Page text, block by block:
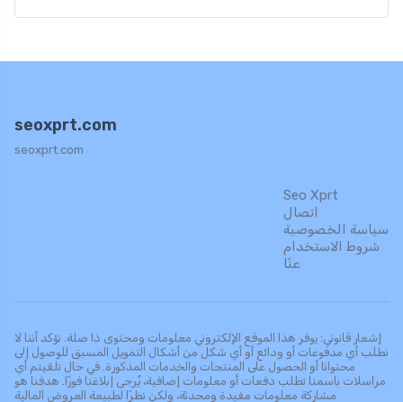
seoxprt.com
seoxprt.com
Seo Xprt
اتصال
سياسة الخصوصية
شروط الاستخدام
عنّا
إشعار قانوني: يوفر هذا الموقع الإلكتروني معلومات ومحتوى ذا صلة. نؤكد أننا لا
نطلب أي مدفوعات أو ودائع أو أي شكل من أشكال التمويل المسبق للوصول إلى
محتوانا أو الحصول على المنتجات والخدمات المذكورة. في حال تلقيتم أي
مراسلات باسمنا تطلب دفعات أو معلومات إضافية، يُرجى إبلاغنا فورًا. هدفنا هو
مشاركة معلومات مفيدة ومحدثة، ولكن نظرًا لطبيعة العروض المالية